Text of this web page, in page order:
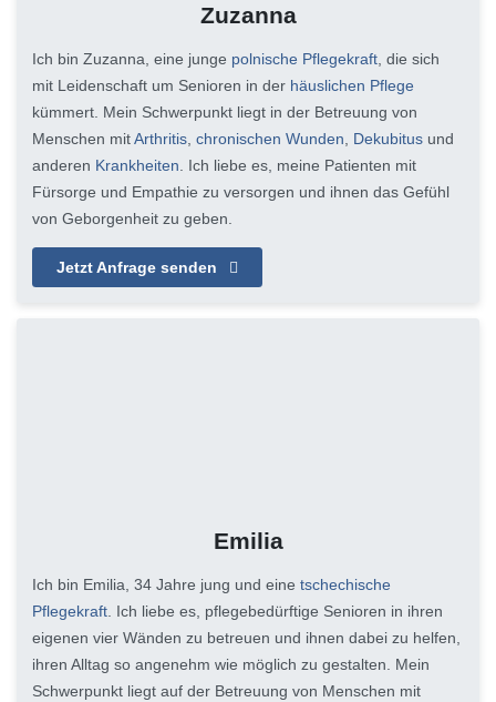
Zuzanna
Ich bin Zuzanna, eine junge polnische Pflegekraft , die sich
mit Leidenschaft um Senioren in der häuslichen Pflege
kümmert. Mein Schwerpunkt liegt in der Betreuung von
Menschen mitArthritis chronischen Wunden Dekubitus und
anderen Krankheiten . Ich liebe es, meine Patienten mit
Fürsorge und Empathie zu versorgen und ihnen das Gefühl
von Geborgenheit zu geben.
Jetzt Anfrage senden
Emilia
Ich bin Emilia, 34 Jahre jung und eine tschechische
Pflegekraft. Ich liebe es, pflegebedürftige Senioren in ihren
eigenen vier Wänden zu betreuen und ihnen dabei zu helfen,
ihren Alltag so angenehm wie möglich zu gestalten. Mein
Schwerpunkt liegt auf der Betreuung von Menschen mit